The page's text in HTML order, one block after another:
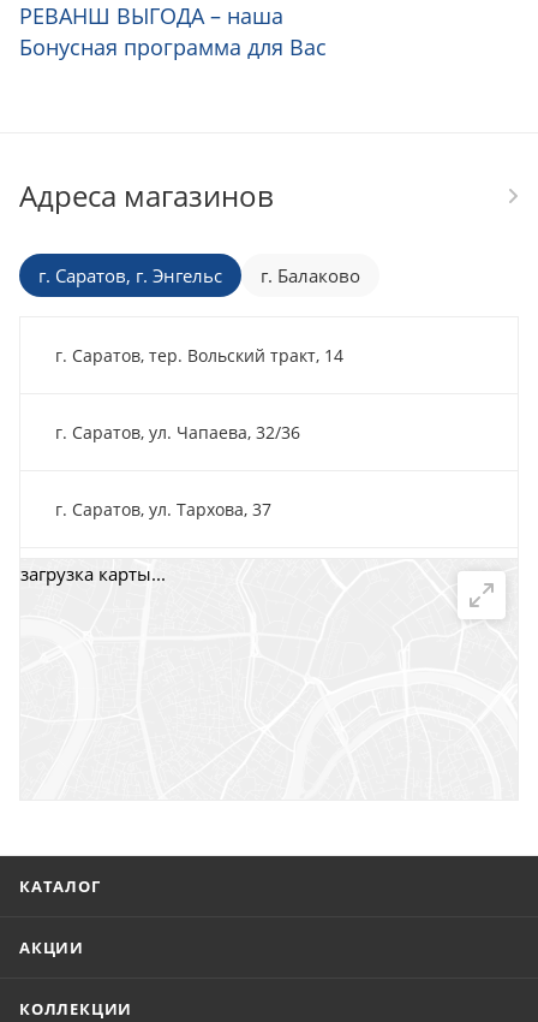
РЕВАНШ ВЫГОДА – наша
Бонусная программа для Вас
Адреса магазинов
г. Саратов, г. Энгельс г. Балаково
г. Саратов, тер. Вольский тракт, 14
г. Саратов, ул. Чапаева, 32/36
г. Саратов, ул. Тархова, 37
г. Саратов, пр-т. 50 лет Октября, 118Д, помещ. 15
загрузка карты...
КАТАЛОГ
АКЦИИ
КОЛЛЕКЦИИ